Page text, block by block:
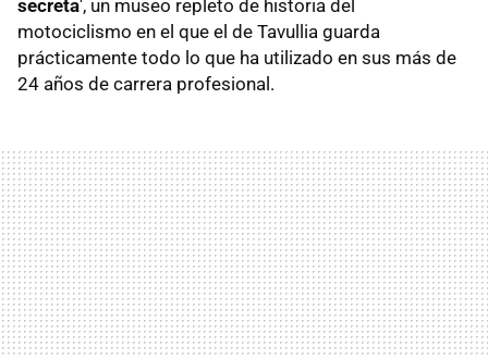
secreta', un museo repleto de historia del
motociclismo en el que el de Tavullia guarda
prácticamente todo lo que ha utilizado en sus más de
24 años de carrera profesional.